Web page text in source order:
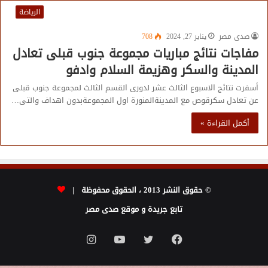
الرياضة
صدى مصر
يناير 27, 2024 708
مفاجات نتائج مباريات مجموعة جنوب قبلى تعادل
المدينة والسكر وهزيمة السلام وادفو
أسفرت نتائج الاسبوع الثالث عشر لدورى القسم الثالث لمجموعة جنوب قبلى
عن تعادل سكرقوص مع المدينةالمنورة اول المجموعةبدون اهداف والتى…
أكمل القراءة »
© حقوق النشر 2013 ، الحقوق محفوظة |
تابع جريدة و موقع صدى مصر
فيسبوك تويتر يوتيوبانستقرام